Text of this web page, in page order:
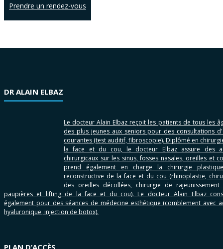
Prendre un rendez-vous
DR ALAIN ELBAZ
Le docteur Alain Elbaz reçoit les patients de tous les
des plus jeunes aux seniors pour des consultations
courantes (test auditif, fibroscopie). Diplômé en
la face et du cou, le docteur Elbaz assure des
chirurgicaux sur les sinus, fosses nasales, oreilles et
prend également en charge la chirurgie
reconstructive de la face et du cou (rhinoplastie,
des oreilles décollées, chirurgie de rajeunissement
paupières et lifting de la face et du cou). Le docteur Alain Elbaz
également pour des séances de médecine esthétique (comblement avec
hyaluronique, injection de botox).
PLAN D’ACCÈS